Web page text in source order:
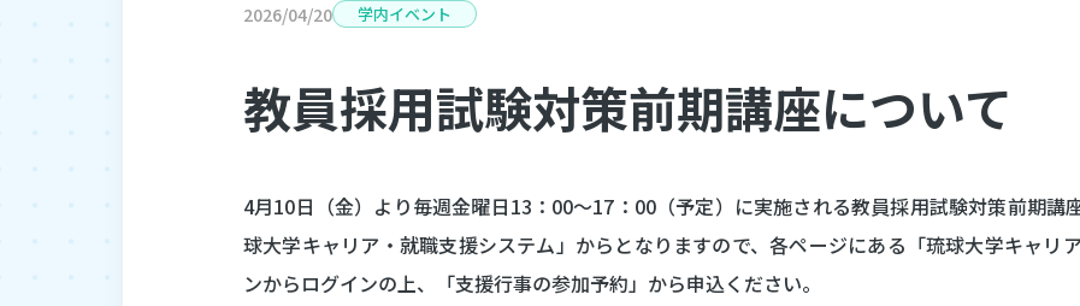
キャリア教育センターについて
卒業・修了生の進路状況
2026/04/20 学内イベント
教員採用試験対策前期講座について
4月10日（金）より毎週金曜日13：00～17：00（予定）に実施される教員採用試験対策前期講
球大学キャリア・就職支援システム」からとなりますので、各ページにある「琉球大学キャリ
ンからログインの上、「支援行事の参加予約」から申込ください。